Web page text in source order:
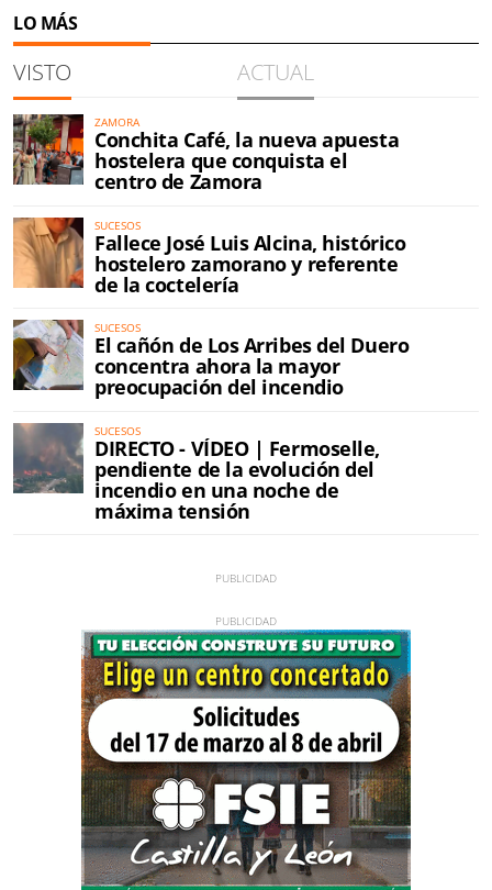
LO MÁS
VISTO ACTUAL
ZAMORA
Conchita Café, la nueva apuesta
hostelera que conquista el
centro de Zamora
SUCESOS
Fallece José Luis Alcina, histórico
hostelero zamorano y referente
de la coctelería
SUCESOS
El cañón de Los Arribes del Duero
concentra ahora la mayor
preocupación del incendio
SUCESOS
DIRECTO - VÍDEO | Fermoselle,
pendiente de la evolución del
incendio en una noche de
máxima tensión